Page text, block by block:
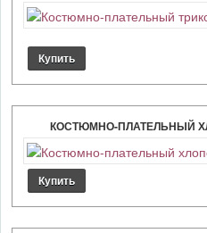
КОСТЮМНО-ПЛАТЕЛЬНЫЙ